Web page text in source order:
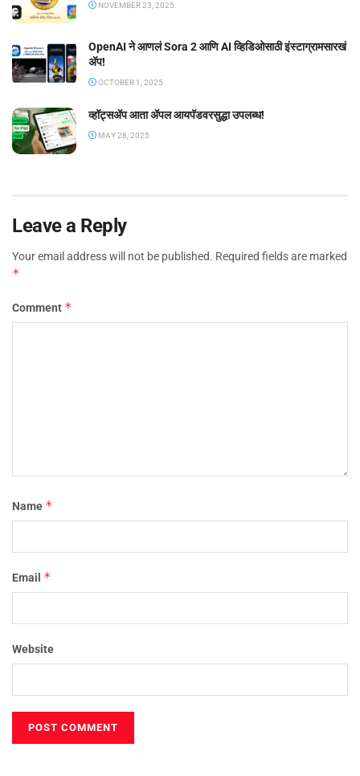
NOVEMBER 23, 2025
OpenAI ने आणलं Sora 2 आणि AI व्हिडिओसाठी इंस्टाग्रामसारखं
अ‍ॅप!
OCTOBER 1, 2025
व्हॉट्सॲप आता ॲपल आयपॅडवरसुद्धा उपलब्ध!
MAY 28, 2025
Leave a Reply
Your email address will not be published. Required fields are marked
*
Comment *
Name *
Email *
Website